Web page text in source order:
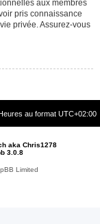
aux membres
pris connaissance
privée. Assurez-vous
Heures au format UTC+02:00
aka Chris1278
3.0.8
Limited